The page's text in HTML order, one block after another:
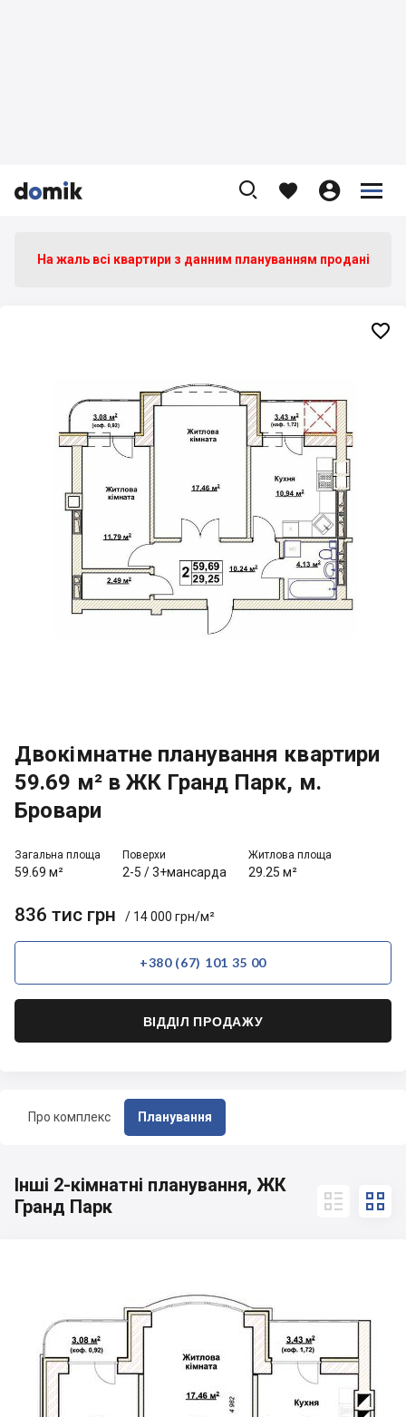


    


Про комплекс Планування
На жаль всі квартири з данним плануванням продані
Двокімнатне планування квартири
59.69 м² в ЖК Гранд Парк, м.
Бровари
Загальна площа
59.69 м²
Поверхи
2-5 /3+мансарда
Житлова площа
29.25 м²
836 тис грн / 14 000 грн/м²
+380 (67) 101 35 00
ВІДДІЛ ПРОДАЖУ

Інші 2-кімнатні планування, ЖК
Гранд Парк
 